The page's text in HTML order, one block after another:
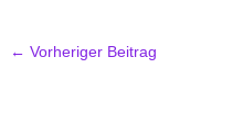
← Vorheriger Beitrag